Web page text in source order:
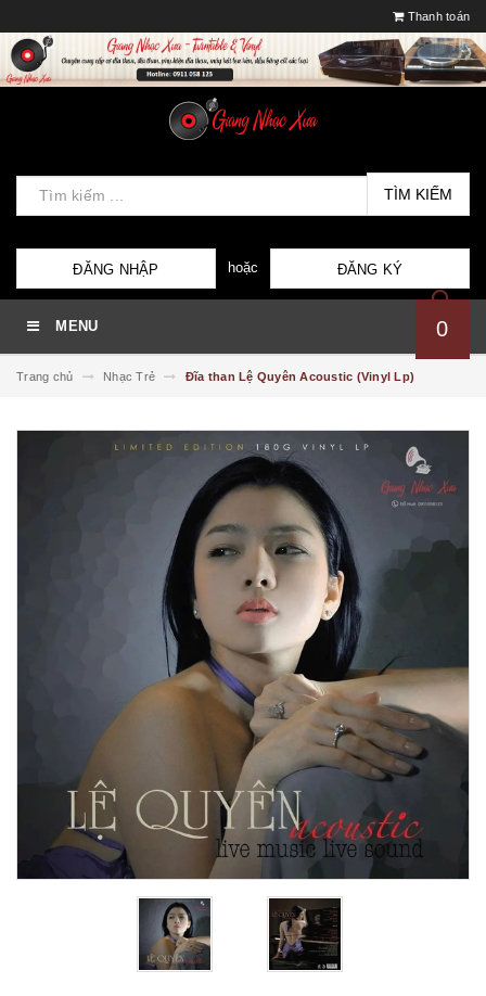
Thanh toán
TÌM KIẾM
ĐĂNG NHẬP hoặc ĐĂNG KÝ
MENU 0
Trang chủ Nhạc Trẻ Đĩa than Lệ Quyên Acoustic (Vinyl Lp)